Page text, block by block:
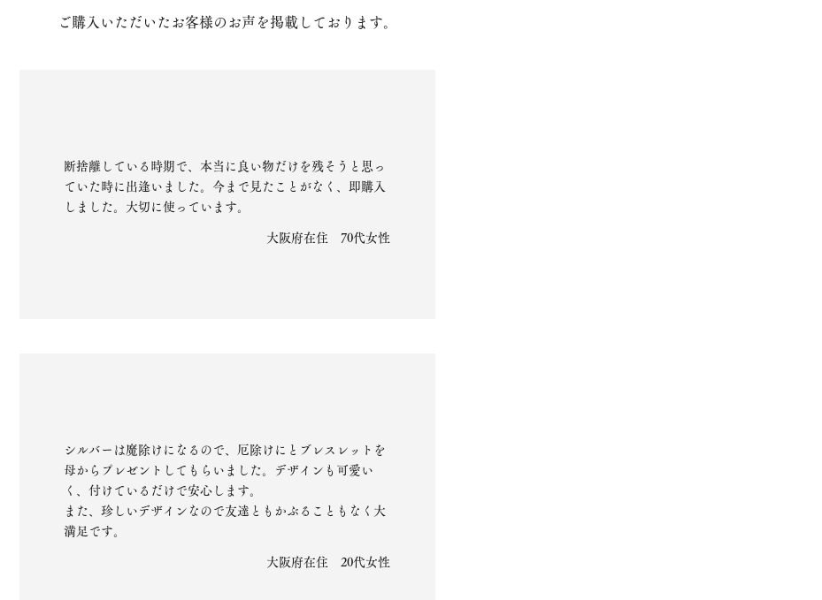
ご購入いただいたお客様のお声を掲載しております。
断捨離している時期で、本当に良い物だけを残そうと思っ
ていた時に出逢いました。今まで見たことがなく、即購入
しました。大切に使っています。
大阪府在住 70代女性
シルバーは魔除けになるので、厄除けにとブレスレットを
母からプレゼントしてもらいました。デザインも可愛い
く、付けているだけで安心します。
また、珍しいデザインなので友達ともかぶることもなく大
満足です。
大阪府在住 20代女性